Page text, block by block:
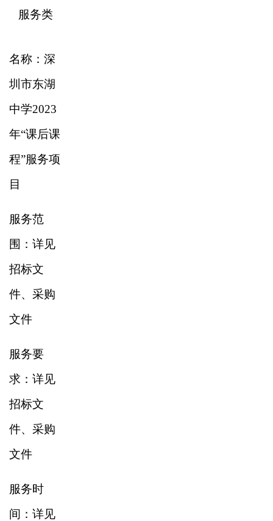
服务类
名称：深
圳市东湖
中学2023
年“课后课
程”服务项
目
服务范
围：详见
招标文
件、采购
文件
服务要
求：详见
招标文
件、采购
文件
服务时
间：详见